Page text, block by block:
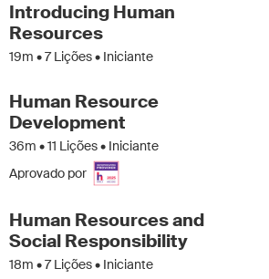
Introducing Human
Resources
19m •7Lições • Iniciante
Human Resource
Development
36m •11 Lições • Iniciante
Aprovado por
Human Resources and
Social Responsibility
18m •7Lições • Iniciante